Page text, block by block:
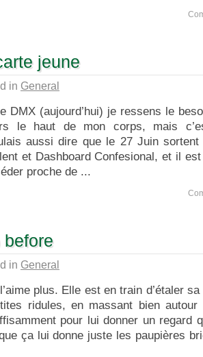
jeune
in General
DMX (aujourd’hui) je ressens le
le haut de mon corps, mais
aussi dire que le 27 Juin sortent
et Dashboard Confesional, et il est
proche de ...
before
in General
plus. Elle est en train d’étaler
ridules, en massant bien
pour lui donner un regard
ça lui donne juste les paupières